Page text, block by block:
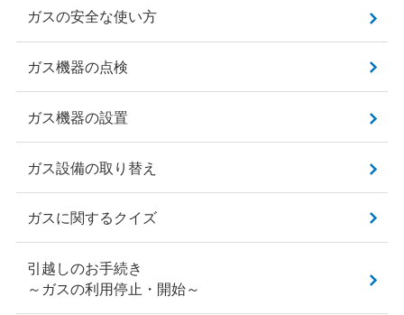
ガスの安全な使い方
ガス機器の点検
ガス機器の設置
ガス設備の取り替え
ガスに関するクイズ
引越しのお手続き
～ガスの利用停止・開始～